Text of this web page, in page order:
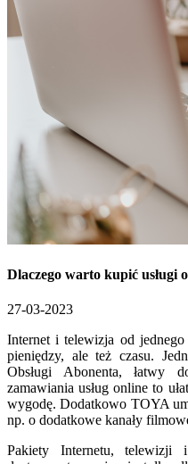
Dlaczego warto kupić usługi
27-03-2023
Internet i telewizja od
pieniędzy, ale też czasu.
Obsługi Abonenta, łatwy
zamawiania usług online to
wygodę. Dodatkowo TOYA
np. o dodatkowe kanały
Pakiety Internetu,